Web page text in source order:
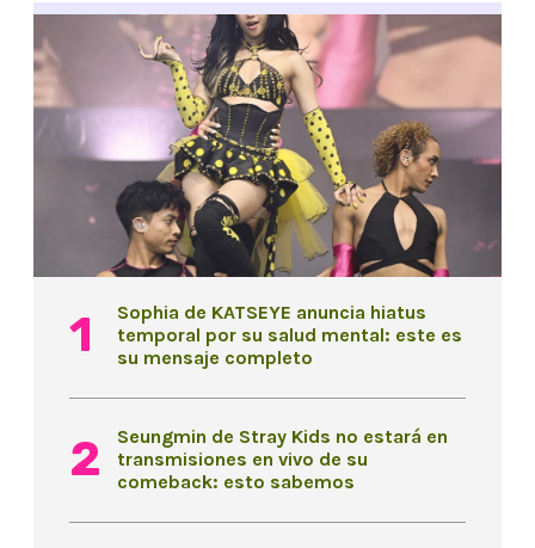
Sophia de KATSEYE anuncia hiatus
temporal por su salud mental: este es
su mensaje completo
Seungmin de Stray Kids no estará en
transmisiones en vivo de su
comeback: esto sabemos